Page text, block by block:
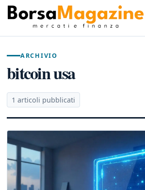
ARCHIVIO
bitcoin usa
1 articoli pubblicati